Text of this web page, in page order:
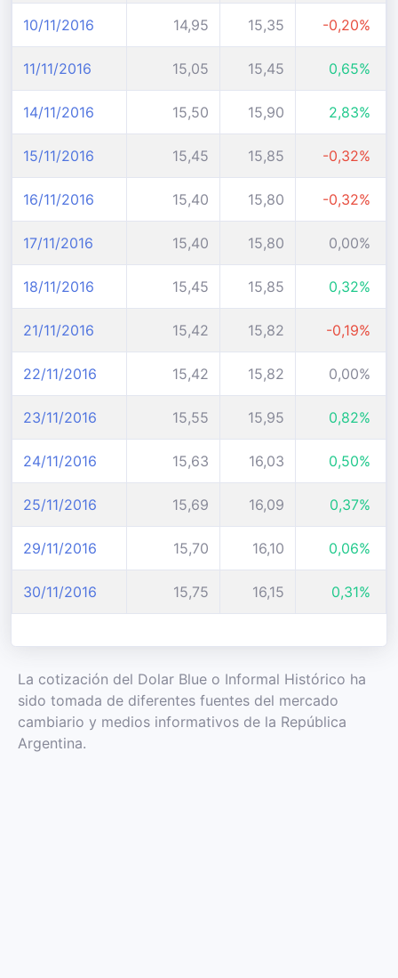
10/11/2016 14,95 15,35 -0,20%
11/11/2016 15,05 15,45 0,65%
14/11/2016 15,50 15,90 2,83%
15/11/2016 15,45 15,85 -0,32%
16/11/2016 15,40 15,80 -0,32%
17/11/2016 15,40 15,80 0,00%
18/11/2016 15,45 15,85 0,32%
21/11/2016 15,42 15,82 -0,19%
22/11/2016 15,42 15,82 0,00%
23/11/2016 15,55 15,95 0,82%
24/11/2016 15,63 16,03 0,50%
25/11/2016 15,69 16,09 0,37%
29/11/2016 15,70 16,10 0,06%
30/11/2016 15,75 16,15 0,31%
La cotización del Dolar Blue o Informal Histórico ha
sido tomada de diferentes fuentes del mercado
cambiario y medios informativos de la República
Argentina.